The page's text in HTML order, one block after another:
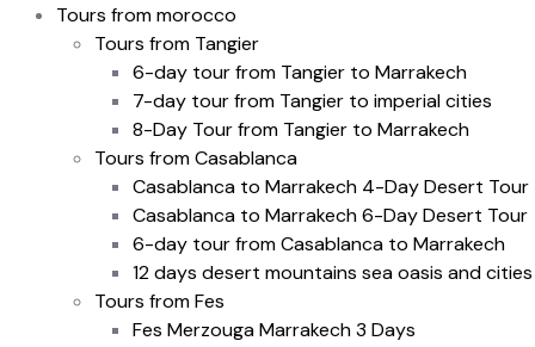
Tours from morocco
Tours from Tangier
6-day tour from Tangier to Marrakech
7-day tour from Tangier to imperial cities
8-Day Tour from Tangier to Marrakech
Tours from Casablanca
Casablanca to Marrakech 4-Day Desert Tour
Casablanca to Marrakech 6-Day Desert Tour
6-day tour from Casablanca to Marrakech
12 days desert mountains sea oasis and cities
Tours from Fes
Fes Merzouga Marrakech 3 Days